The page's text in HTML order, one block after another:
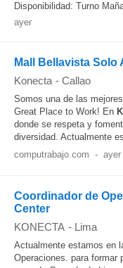
Disponibilidad: Turno
ayer
Mall Bellavista Solo
Konecta - Callao
Somos una de las
Great Place to Work! En
donde se respeta y
diversidad. Actualmente
computrabajo.com - ayer
Coordinador de
Center
KONECTA - Lima
Actualmente estamos en
Operaciones. para